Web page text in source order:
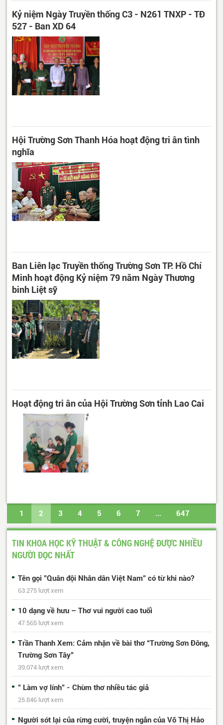
Kỷ niệm Ngày Truyền thống C3 - N261 TNXP - TĐ
527 - Ban XD 64
Hội Trường Sơn Thanh Hóa hoạt động tri ân tình
nghĩa
Ban Liên lạc Truyền thống Trường Sơn TP. Hồ Chí
Minh hoạt động Kỷ niệm 79 năm Ngày Thương
binh Liệt sỹ
Hoạt động tri ân của Hội Trường Sơn tỉnh Lao Cai
1 2 3 4 5 6 7 ... 647
648 Trang cuối
TIN KHOA HỌC KỸ THUẬT & CÔNG NGHỆ ĐƯỢC NHIỀU
NGƯỜI ĐỌC NHẤT
Tên gọi "Quân đội Nhân dân Việt Nam" có từ khi nào?
63.275 lượt xem
10 dạng về hưu – Thơ vui người cao tuổi
47.565 lượt xem
Trần Thanh Xem: Cảm nhận về bài thơ “Trường Sơn Đông,
Trường Sơn Tây”
39.074 lượt xem
" Làm vợ lính" - Chùm thơ nhiều tác giả
25.846 lượt xem
Người sót lại của rừng cười, truyện ngắn của Võ Thị Hảo